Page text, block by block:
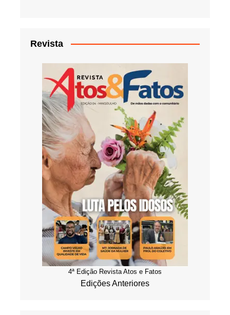
Revista
4ª Edição Revista Atos e Fatos
Edições Anteriores